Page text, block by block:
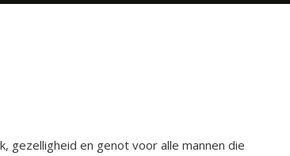
gezelligheid en genot voor alle mannen die